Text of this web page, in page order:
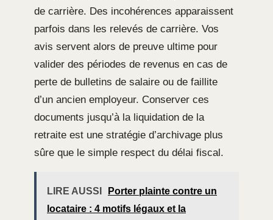
de carrière. Des incohérences apparaissent
parfois dans les relevés de carrière. Vos
avis servent alors de preuve ultime pour
valider des périodes de revenus en cas de
perte de bulletins de salaire ou de faillite
d’un ancien employeur. Conserver ces
documents jusqu’à la liquidation de la
retraite est une stratégie d’archivage plus
sûre que le simple respect du délai fiscal.
LIRE AUSSI
Porter plainte contre un
locataire : 4 motifs légaux et la